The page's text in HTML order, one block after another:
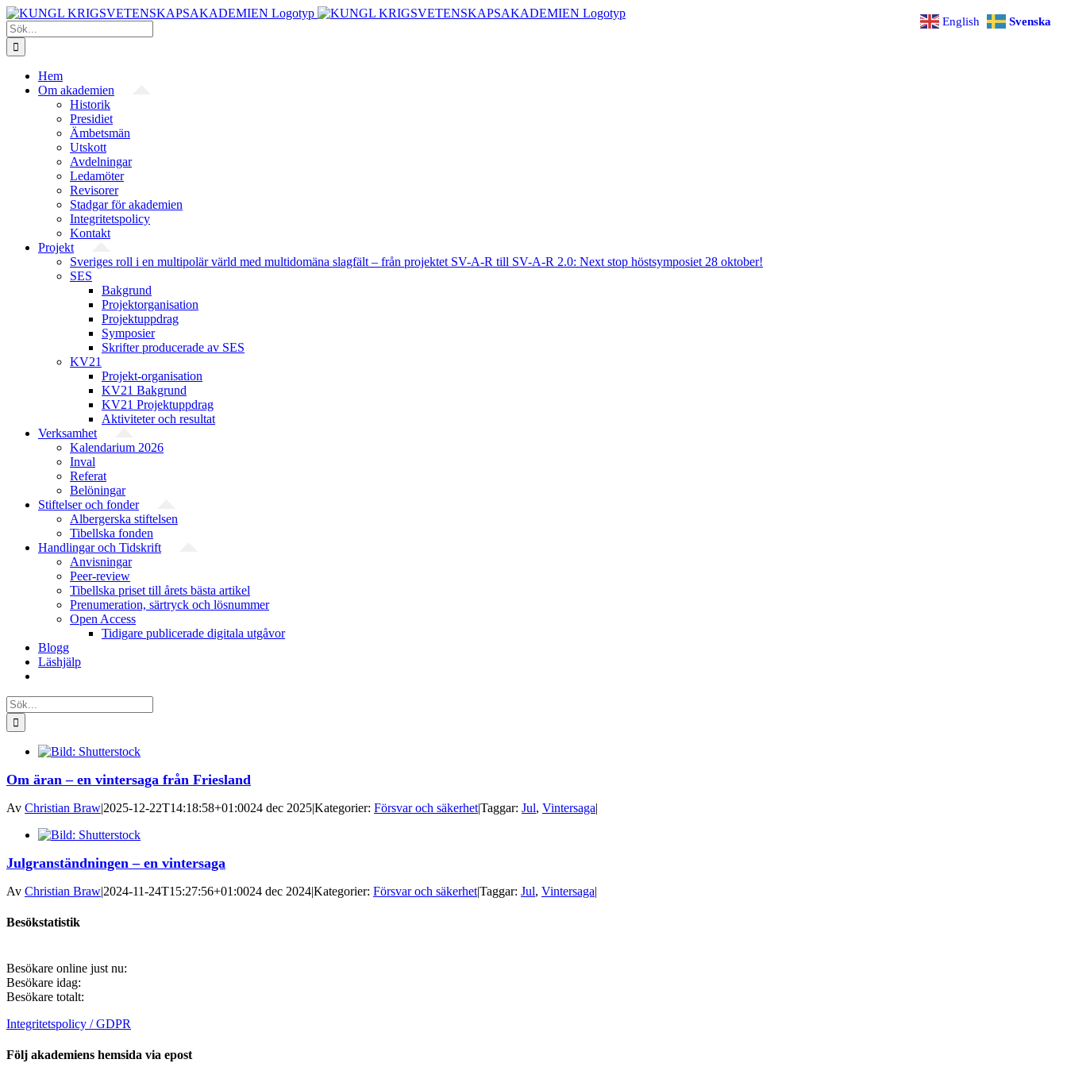
Fortsätt
till
innehållet
Sök
efter:
Hem
Om akademien
Historik
Presidiet
Ämbetsmän
Utskott
Avdelningar
Ledamöter
Revisorer
Stadgar för akademien
Integritetspolicy
Kontakt
Projekt
Sveriges roll i en multipolär värld med multidomäna slagfält – från projektet SV-A-R till SV-A-R 2.0: Next stop höstsymposiet 28 oktober!
SES
Bakgrund
Projekt­organisation
Projektuppdrag
Symposier
Skrifter producerade av SES
KV21
Projekt-organisation
KV21 Bakgrund
KV21 Projektuppdrag
Aktiviteter och resultat
Verksamhet
Kalendarium 2026
Inval
Referat
Belöningar
Stiftelser och fonder
Albergerska stiftelsen
Tibellska fonden
Handlingar och Tidskrift
Anvisningar
Peer-review
Tibellska priset till årets bästa artikel
Prenumeration, särtryck och lösnummer
Open Access
Tidigare publicerade digitala utgåvor
Blogg
Läshjälp
Sök
efter:
Om äran – en vintersaga från Friesland
Av Christian Braw|2025-12-22T14:18:58+01:0024 dec 2025|Kategorier: Försvar och säkerhet|Taggar: Jul, Vintersaga|
Julgranständningen – en vintersaga
Av Christian Braw|2024-11-24T15:27:56+01:0024 dec 2024|Kategorier: Försvar och säkerhet|Taggar: Jul, Vintersaga|
Besökstatistik
Besökare online just nu:
Besökare idag:
Besökare totalt:
Integritetspolicy / GDPR
Följ akademiens hemsida via epost
English Svenska